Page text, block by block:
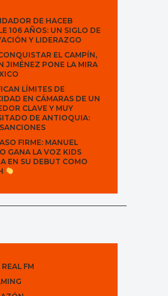
DE HACEB
106 AÑOS: UN SIGLO DE
Y LIDERAZGO
EL CAMPÍN,
JIMÉNEZ PONE LA MIRA
LÍMITES DE
EN CÁMARAS DE UN
CLAVE Y MUY
DE ANTIOQUIA:
FIRME: MANUEL
GANA LA VOZ KIDS
EN SU DEBUT COMO
FM